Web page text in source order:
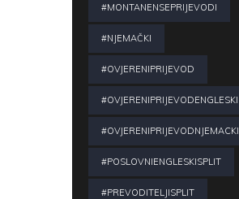
#MONTANENSEPRIJEVODI
#NJEMAČKI
#OVJERENIPRIJEVOD
#OVJERENIPRIJEVODENGLESKI
#OVJERENIPRIJEVODNJEMACKI
#POSLOVNIENGLESKISPLIT
#PREVODITELJISPLIT